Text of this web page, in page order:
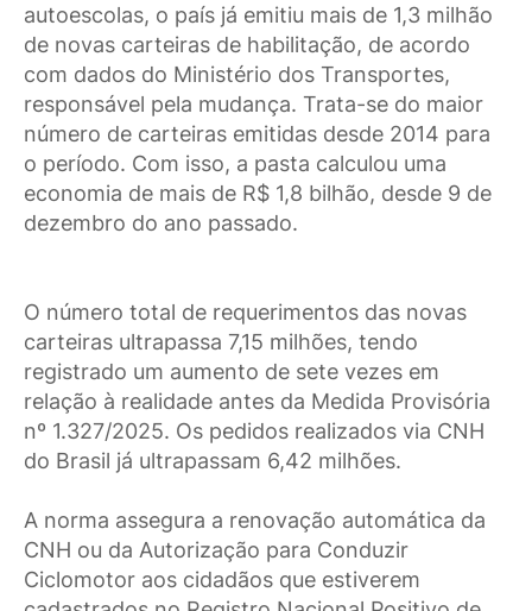
autoescolas, o país já emitiu mais de 1,3 milhão
de novas carteiras de habilitação, de acordo
com dados do Ministério dos Transportes,
responsável pela mudança. Trata-se do maior
número de carteiras emitidas desde 2014 para
o período. Com isso, a pasta calculou uma
economia de mais de R$ 1,8 bilhão, desde 9 de
dezembro do ano passado.
O número total de requerimentos das novas
carteiras ultrapassa 7,15 milhões, tendo
registrado um aumento de sete vezes em
relação à realidade antes da Medida Provisória
nº 1.327/2025. Os pedidos realizados via CNH
do Brasil já ultrapassam 6,42 milhões.
A norma assegura a renovação automática da
CNH ou da Autorização para Conduzir
Ciclomotor aos cidadãos que estiverem